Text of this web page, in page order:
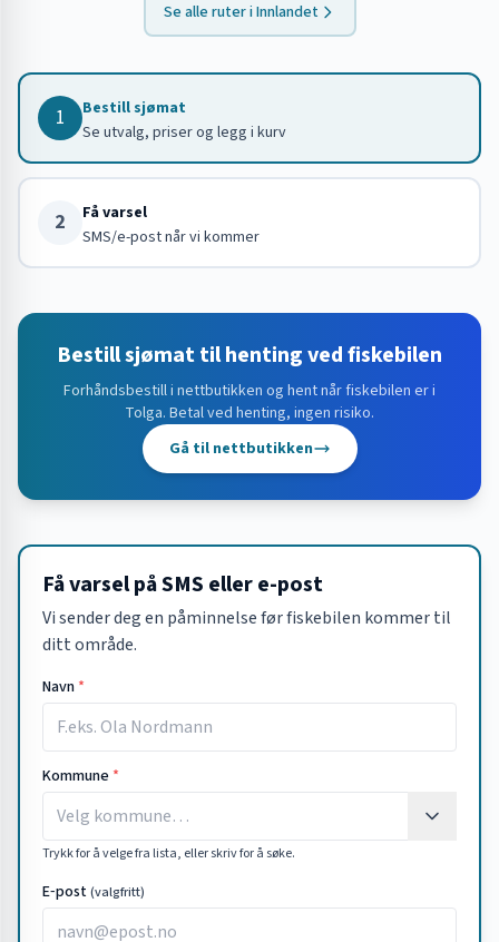
Se alle ruter iInnlandet
1
Bestill sjømat
Se utvalg, priser og legg i kurv
2
Få varsel
SMS/e-post når vi kommer
Bestill sjømat til henting ved fiskebilen
Forhåndsbestill i nettbutikken og hent når fiskebilen er i
Tolga. Betal ved henting, ingen risiko.
Gå til nettbutikken
Få varsel på SMS eller e-post
Vi sender deg en påminnelse før fiskebilen kommer til
ditt område.
Navn *
Kommune *
Trykk for å velge fra lista, eller skriv for å søke.
E‑post (valgfritt)